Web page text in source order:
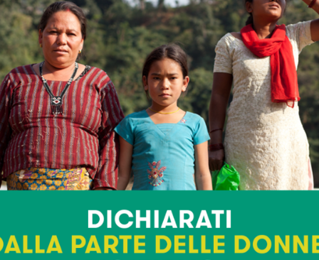
controllo sulla loro vita.
Tra le attività che Apeiron si propone di
realizzare, menzioniamo:
realizzare le condizioni per abitare in un
ambiente di vita semi protettoin cui
respirare un clima di normalità;
aiutare a realizzarel’indipendenza
economica e professionaledelle madri;
costruire unarete di servizi a supporto
del percorso esperienziale della
madre, in grado di fungere da punti di
riferimento con cui confrontarsi per
dubbi e difficoltà e per allargare il proprio